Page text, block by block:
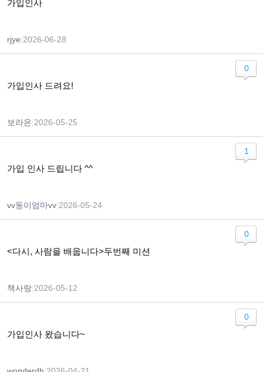
가입인사
rjye 2026-06-28
가입인사 드려요!
보라은 2026-05-25
0
가입 인사 드립니다 ^^
vv둥이엄마vv 2026-05-24
1
<다시, 사람을 배웁니다>두번째 미션
책사랑 2026-05-12
0
가입인사 왔습니다~
0